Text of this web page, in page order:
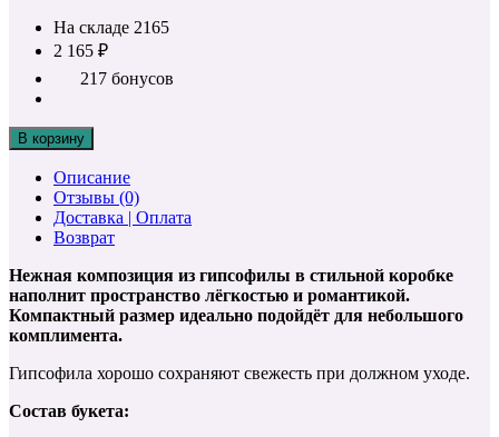
На складе 2165
2 165 ₽
217 бонусов
В корзину
Описание
Отзывы (0)
Доставка | Оплата
Возврат
Нежная композиция из гипсофилы в стильной коробке
наполнит пространство лёгкостью и романтикой.
Компактный размер идеально подойдёт для небольшого
комплимента.
Гипсофила хорошо сохраняют свежесть при должном уходе.
Состав букета: